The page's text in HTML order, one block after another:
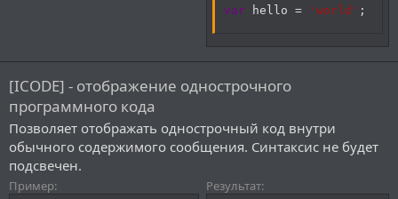
var hello = 'world' ;
[ICODE] - отображение однострочного
программного кода
Позволяет отображать однострочный код внутри
обычного содержимого сообщения. Синтаксис не будет
подсвечен.
Пример: Результат: